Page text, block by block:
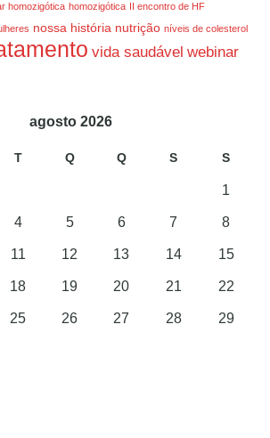
homozigótica homozigótica II encontro de HF
nossa história nutrição níveis de colesterol
vida saudável webinar
agosto 2026
T Q Q S S
1
4 5 6 7 8
11 12 13 14 15
18 19 20 21 22
25 26 27 28 29